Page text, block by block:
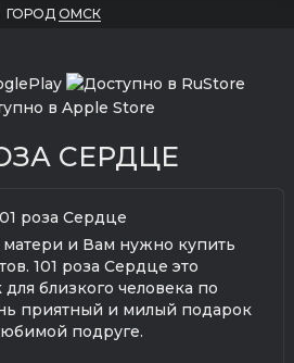
ГОРОД ОМСК
СЕРДЦЕ
и Вам нужно купить
101 роза Сердце это
близкого человека по
приятный и милый подарок
подруге.